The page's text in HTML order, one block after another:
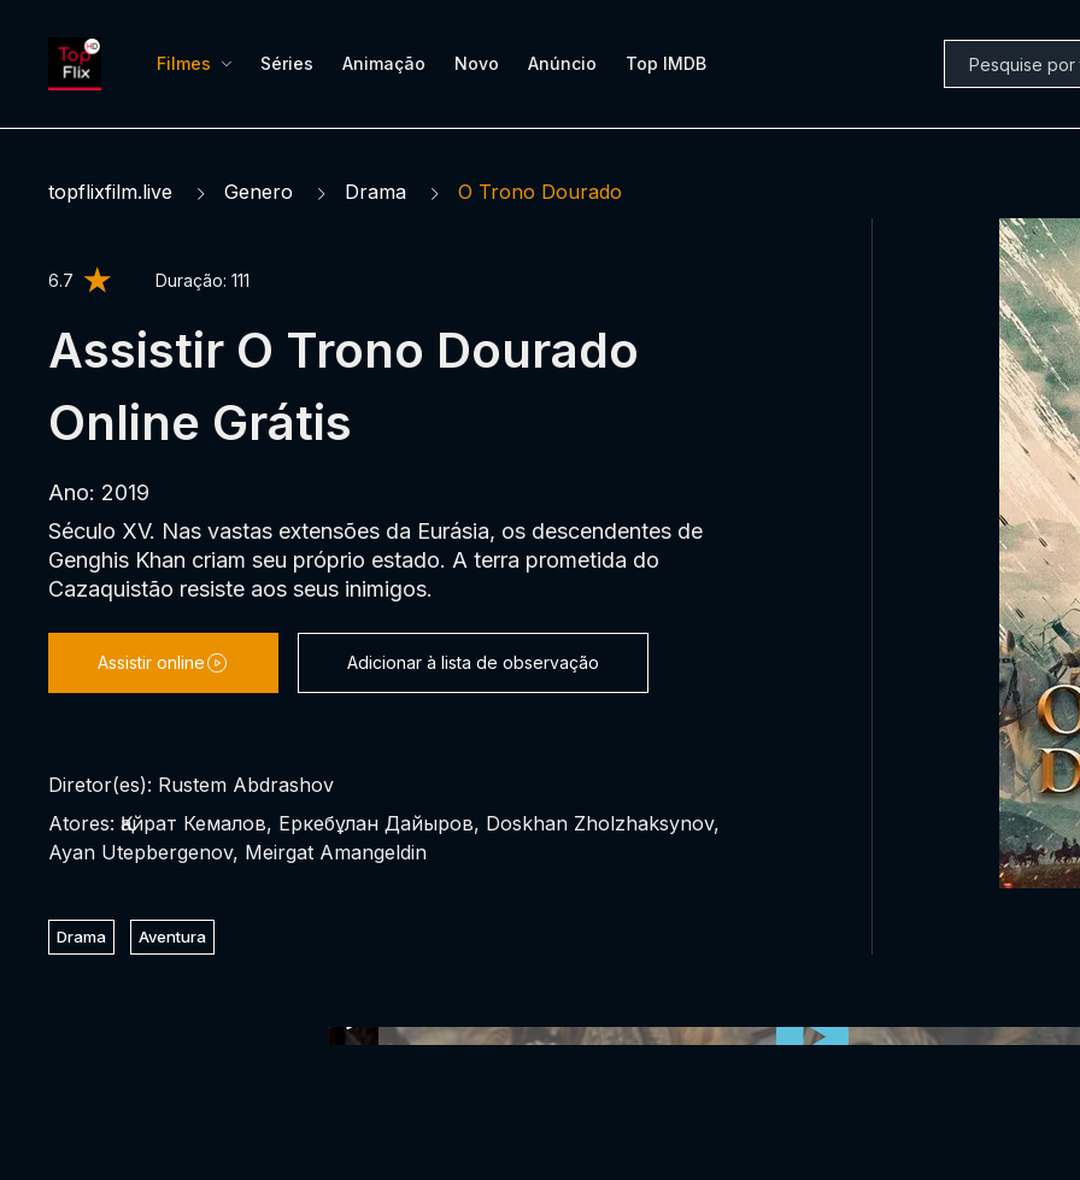
Filmes Séries Animação Novo Anúncio Top IMDB
topflixfilm.live Genero Drama O Trono Dourado
6.7 Duração: 111
Assistir O Trono Dourado
Online Grátis
Ano: 2019
Século XV. Nas vastas extensões da Eurásia, os descendentes de
Genghis Khan criam seu próprio estado. A terra prometida do
Cazaquistão resiste aos seus inimigos.
Assistir online Adicionar à lista de observação
Diretor(es): Rustem Abdrashov
Atores: Қайрат Кемалов, Еркебұлан Дайыров, Doskhan Zholzhaksynov,
Ayan Utepbergenov, Meirgat Amangeldin
Drama Aventura